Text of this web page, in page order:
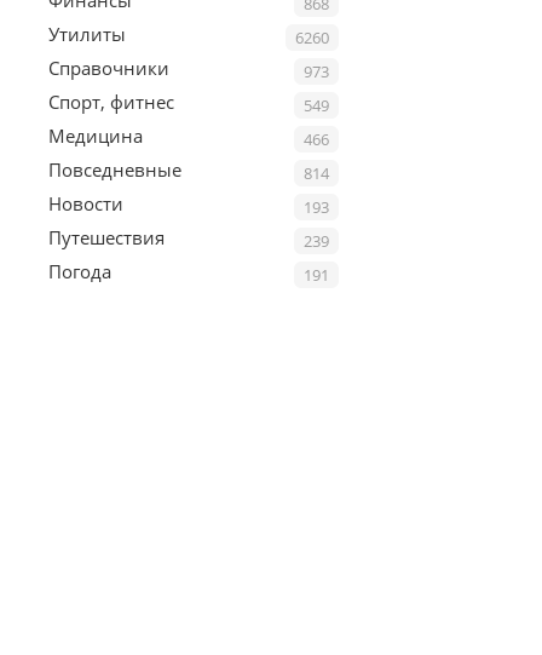
6260
Утилиты
973
Справочники
549
Спорт, фитнес
466
Медицина
814
Повседневные
193
Новости
239
Путешествия
191
Погода